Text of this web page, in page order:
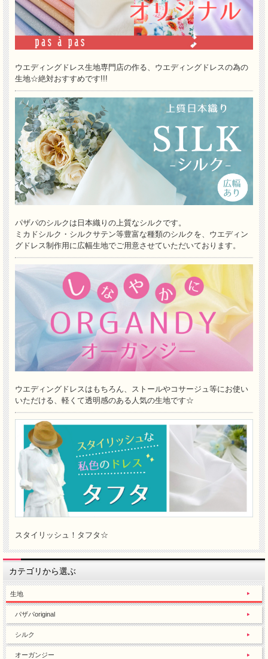
ウエディングドレス生地専門店の作る、ウエディングドレスの為の
生地☆絶対おすすめです!!!
パザパのシルクは日本織りの上質なシルクです。
ミカドシルク・シルクサテン等豊富な種類のシルクを、ウエディン
グドレス制作用に広幅生地でご用意させていただいております。
ウエディングドレスはもちろん、ストールやコサージュ等にお使い
いただける、軽くて透明感のある人気の生地です☆
スタイリッシュ！タフタ☆
カテゴリから選ぶ
生地
パザパoriginal
シルク
オーガンジー